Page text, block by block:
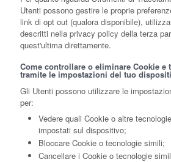
Utenti possono gestire le proprie
link di opt out (qualora disponibile),
descritti nella privacy policy della terza
quest'ultima direttamente.
Come controllare o eliminare Cookie
tramite le impostazioni del tuo
Gli Utenti possono utilizzare le
per:
Vedere quali Cookie o altre
impostati sul dispositivo;
Bloccare Cookie o tecnologie simili;
Cancellare i Cookie o tecnologie